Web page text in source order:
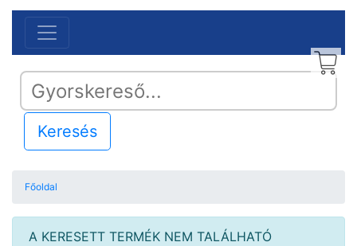
Keresés
Főoldal
A KERESETT TERMÉK NEM TALÁLHATÓ